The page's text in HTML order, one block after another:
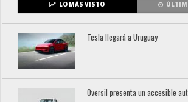
LO MÁS VISTO
Tesla llegará a Uruguay
Oversil presenta un accesible